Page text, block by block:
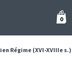
0
Régime (XVI-XVIIIe s.)